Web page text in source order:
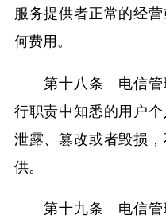
服务提供者正常的经
何费用。
第十八条 电信管
行职责中知悉的用户
泄露、篡改或者毁损
供。
第十九条 电信管